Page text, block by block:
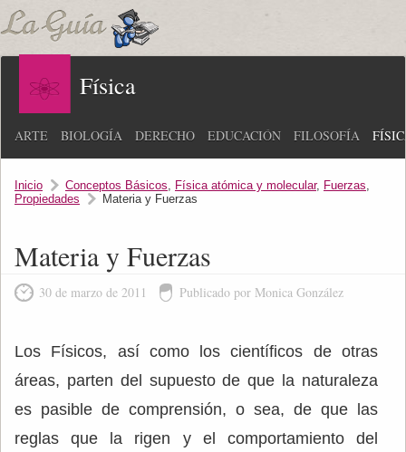
Física
ARTE BIOLOGÍA DERECHO EDUCACIÓN FILOSOFÍA
Inicio Conceptos Básicos, Física atómica y molecular, Fuerzas,
Propiedades
Materia y Fuerzas
Materia y Fuerzas
30 de marzo de 2011 Publicado por Monica González
Los Físicos, así como los científicos de otras
áreas, parten del supuesto de que la naturaleza
es pasible de comprensión, o sea, de que las
reglas que la rigen y el comportamiento del